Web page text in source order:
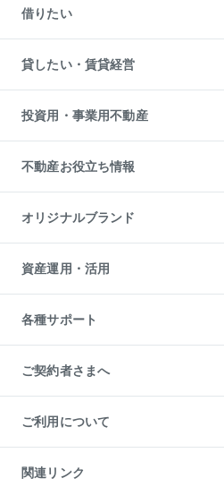
中古一戸建ての購入
不動産購入の流れ
注目キーワード物件特集
購入ガイド
English 繁体中文簡体中文
一戸建ての売却・査定
土地の売却・査定
スピードAI査定
不動産査定について
不動産売却の流れ
不動産買換えの流れ
売却ガイド
借りたい
オフィス・店舗の賃貸
借りるときの流れ
借りるガイド
貸したい・賃貸経営
マンション賃料データ
賃貸管理プラン
リロケーションについて
貸すガイド
投資用・事業用不動産
事業用不動産
マンション投資
投資用マンション
アパート経営
収益物件
ビル購入（ビル一棟）
投資用不動産の売却査定
事業用不動産の売却査定
不動産お役立ち情報
マンションライブラリー
人気マンションランキング
暮らしに役立つ不動産メディア
不動産相場・不動産価格情報
不動産コラム・ニュース
不動産用語集
不動産なんでもネット相談室
住まいの税金
オリジナルブランド
一棟リノベーションマンション
L`GENTE（ルジェンテ）
区分リノベーションマンション
投資用一棟レジデンスWELL
不動産小口投資
LEGACIA（レガシア）
資産運用・活用
不動産M&A
アセットマネジメント・出資
各種サポート
相続サポート
リフォームサポート
ご契約者さまへ
ご紹介・再契約特典
入居者様専用-各種ご案内（賃貸）
東急こすもす会「こすもすWeb」
ご利用について
金融商品取引について
東急リバブル ソーシャルメディアポリシー
関連リンク